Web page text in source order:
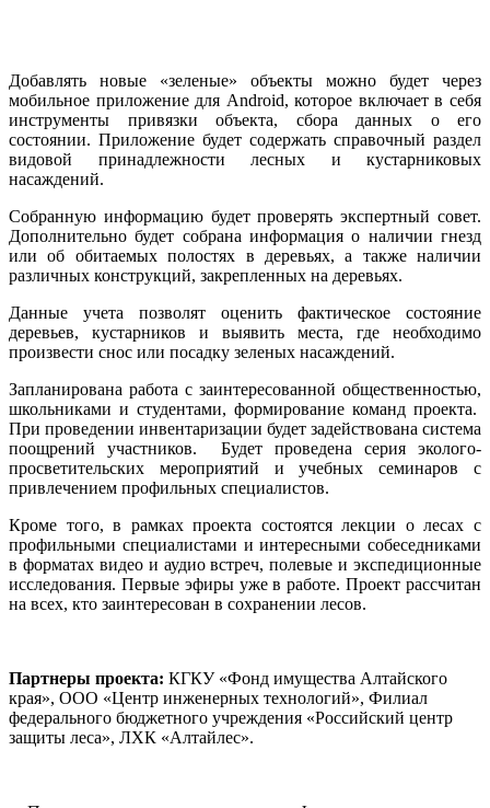
Добавлять новые «зеленые» объекты можно будет через
мобильное приложение для Android, которое включает в себя
инструменты привязки объекта, сбора данных о его
состоянии. Приложение будет содержать справочный раздел
видовой принадлежности лесных и кустарниковых
насаждений.
Собранную информацию будет проверять экспертный совет.
Дополнительно будет собрана информация о наличии гнезд
или об обитаемых полостях в деревьях, а также наличии
различных конструкций, закрепленных на деревьях.
Данные учета позволят оценить фактическое состояние
деревьев, кустарников и выявить места, где необходимо
произвести снос или посадку зеленых насаждений.
Запланирована работа с заинтересованной общественностью,
школьниками и студентами, формирование команд проекта.
При проведении инвентаризации будет задействована система
поощрений участников. Будет проведена серия эколого-
просветительских мероприятий и учебных семинаров с
привлечением профильных специалистов.
Кроме того, в рамках проекта состоятся лекции о лесах с
профильными специалистами и интересными собеседниками
в форматах видео и аудио встреч, полевые и экспедиционные
исследования. Первые эфиры уже в работе. Проект рассчитан
на всех, кто заинтересован в сохранении лесов.
Партнеры проекта: КГКУ «Фонд имущества Алтайского
края», ООО «Центр инженерных технологий», Филиал
федерального бюджетного учреждения «Российский центр
защиты леса», ЛХК «Алтайлес».